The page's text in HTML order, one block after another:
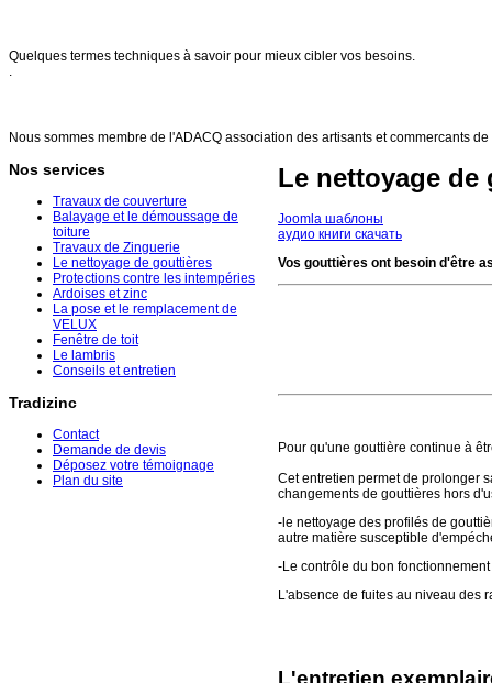
Quelques termes techniques à savoir pour mieux cibler vos besoins.
.
Nous sommes membre de l'ADACQ association des artisants et commercants
Nos services
Travaux de couverture
Balayage et le démoussage de
toiture
Travaux de Zinguerie
Le nettoyage de gouttières
Protections contre les intempéries
Ardoises et zinc
La pose et le remplacement de
VELUX
Fenêtre de toit
Le lambris
Conseils et entretien
Tradizinc
Contact
Demande de devis
Déposez votre témoignage
Plan du site
Le nettoyage de
Joomla шаблоны
аудио книги скачать
Vos gouttières ont besoin d'être
Pour qu'une gouttière continue à
Cet entretien permet de prolonger
changements de gouttières hors
-le nettoyage des profilés de
autre matière susceptible
-Le contrôle du bon
L'absence de fuites au niveau des
L'entretien